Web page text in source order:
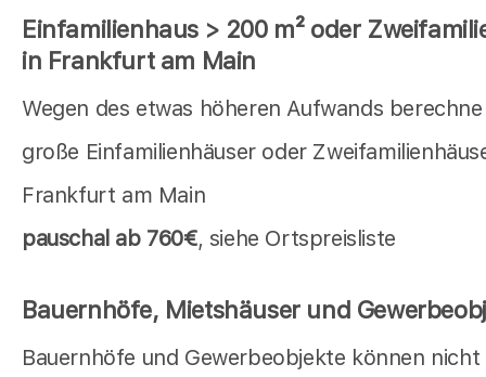
Einfamilienhaus > 200 m² oder
in Frankfurt am Main
Wegen des etwas höheren Aufwands
große Einfamilienhäuser oder
Frankfurt am Main
pauschal ab 760€, siehe Ortspreisliste
Bauernhöfe, Mietshäuser und
Bauernhöfe und Gewerbeobjekte können nicht